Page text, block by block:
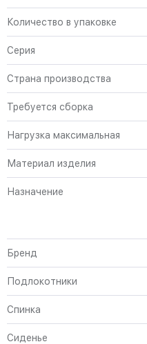
Количество в упаковке
Серия
Страна производства
Требуется сборка
Нагрузка максимальная
Материал изделия
Назначение
Бренд
Подлокотники
Спинка
Сиденье